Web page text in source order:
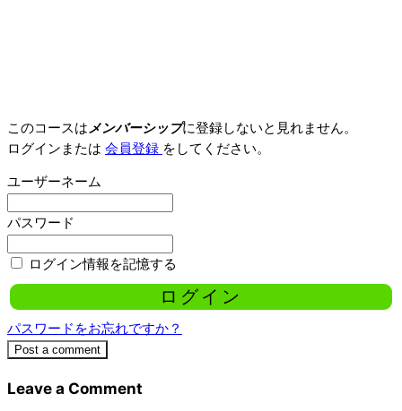
このコースはメンバーシップに登録しないと見れません。
ログインまたは 会員登録 をしてください。
ユーザーネーム
パスワード
ログイン情報を記憶する
パスワードをお忘れですか？
Post a comment
Leave a Comment